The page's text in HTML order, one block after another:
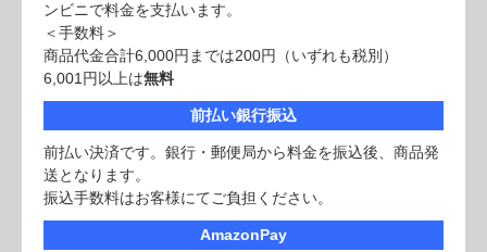
ンビニで料金を支払います。
＜手数料＞
商品代金合計6,000円までは200円（いずれも税別）
6,001円以上は無料
前払い銀行振込
前払い決済です。銀行・郵便局から料金を振込後、商品発
送となります。
振込手数料はお客様にてご負担ください。
AmazonPay